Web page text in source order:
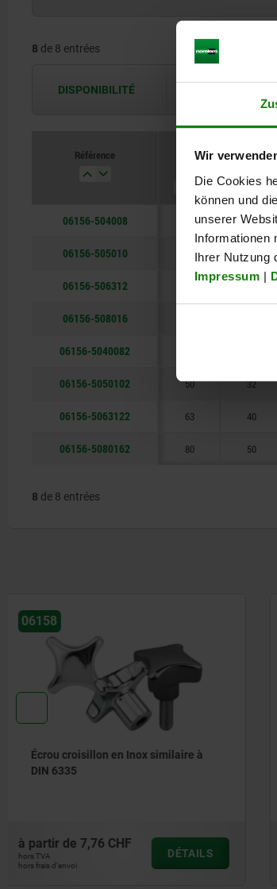
Wir
Die Cookies
können und
unserer
Informationen
Ihrer Nutzung
Impressum |
50
40
8 de 8 entrées
DISPONIBILITÉ
Référence
06156-504008 25
06156-505010 32
06156-506312
06156-508016
06156-5040082
06156-5050102 50 32
06156-5063122 63 40
06156-5080162 80 50
8 de 8 entrées
06253
Poignées à cinq branches en
plastique avec couvercle, insert
à partir de2,61 CHF
hors TVA
hors frais d’envoi
DÉTAILS